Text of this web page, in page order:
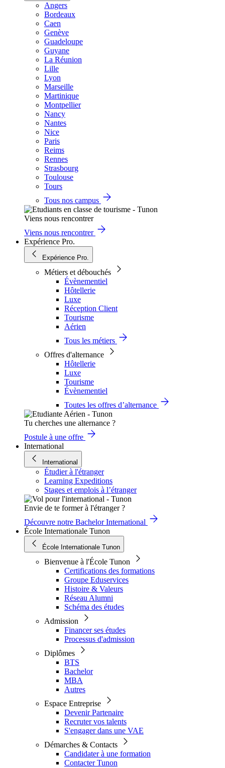
Angers
Bordeaux
Caen
Genève
Guadeloupe
Guyane
La Réunion
Lille
Lyon
Marseille
Martinique
Montpellier
Nancy
Nantes
Nice
Paris
Reims
Rennes
Strasbourg
Toulouse
Tours
Tous nos campus
Viens nous rencontrer
Viens nous rencontrer
Expérience Pro.
Expérience Pro.
Métiers et débouchés
Évènementiel
Hôtellerie
Luxe
Réception Client
Tourisme
Aérien
Tous les métiers
Offres d'alternance
Hôtellerie
Luxe
Tourisme
Évènementiel
Toutes les offres d’alternance
Tu cherches une alternance ?
Postule à une offre
International
International
Étudier à l'étranger
Learning Expeditions
Stages et emplois à l’étranger
Envie de te former à l'étranger ?
Découvre notre Bachelor International
École Internationale Tunon
École Internationale Tunon
Bienvenue à l'École Tunon
Certifications des formations
Groupe Eduservices
Histoire & Valeurs
Réseau Alumni
Schéma des études
Admission
Financer ses études
Processus d'admission
Diplômes
BTS
Bachelor
MBA
Autres
Espace Entreprise
Devenir Partenaire
Recruter vos talents
S'engager dans une VAE
Démarches & Contacts
Candidater à une formation
Contacter Tunon